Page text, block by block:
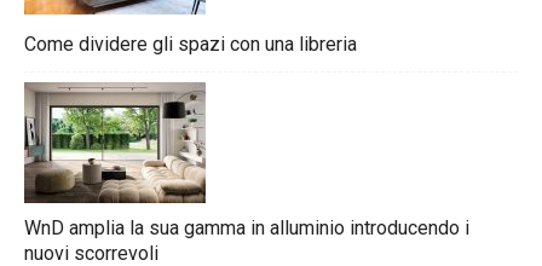
Come dividere gli spazi con una libreria
WnD amplia la sua gamma in alluminio introducendo i
nuovi scorrevoli